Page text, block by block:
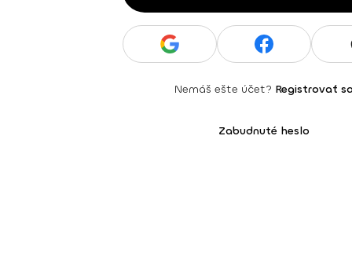
Nemáš ešte účet? Registrovať
Zabudnuté heslo